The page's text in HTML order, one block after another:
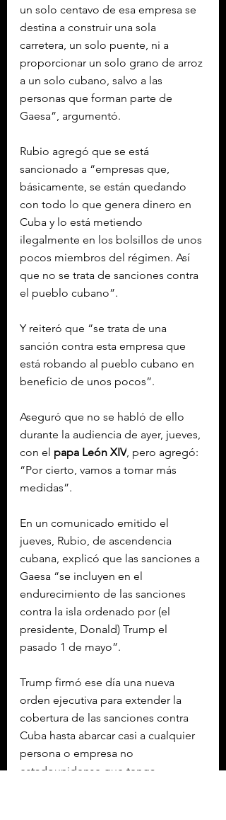
un solo centavo de esa empresa se
destina a construir una sola
carretera, un solo puente, ni a
proporcionar un solo grano de arroz
a un solo cubano, salvo a las
personas que forman parte de
Gaesa”, argumentó.
Rubio agregó que se está
sancionado a “empresas que,
básicamente, se están quedando
con todo lo que genera dinero en
Cuba y lo está metiendo
ilegalmente en los bolsillos de unos
pocos miembros del régimen. Así
que no se trata de sanciones contra
el pueblo cubano”.
Y reiteró que “se trata de una
sanción contra esta empresa que
está robando al pueblo cubano en
beneficio de unos pocos”.
Aseguró que no se habló de ello
durante la audiencia de ayer, jueves,
con el papa León XIV, pero agregó:
“Por cierto, vamos a tomar más
medidas”.
En un comunicado emitido el
jueves, Rubio, de ascendencia
cubana, explicó que las sanciones a
Gaesa “se incluyen en el
endurecimiento de las sanciones
contra la isla ordenado por (el
presidente, Donald) Trump el
pasado 1 de mayo”.
Trump firmó ese día una nueva
orden ejecutiva para extender la
cobertura de las sanciones contra
Cuba hasta abarcar casi a cualquier
persona o empresa no
estadounidense que tenga